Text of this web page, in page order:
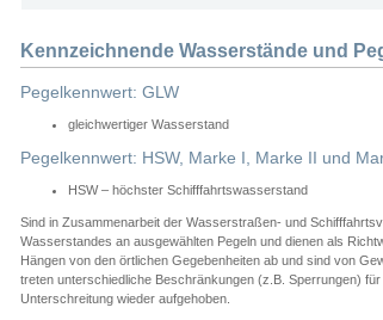
Kennzeichnende Wasserstände und
Pegelkennwert: GLW
gleichwertiger Wasserstand
Pegelkennwert: HSW, Marke I, Marke II und
HSW – höchster Schifffahrtswasserstand
Sind in Zusammenarbeit der Wasserstraßen- und
Wasserstandes an ausgewählten Pegeln und dienen als
Hängen von den örtlichen Gegebenheiten ab und sind von
treten unterschiedliche Beschränkungen (z.B. Sperrungen)
Unterschreitung wieder aufgehoben.